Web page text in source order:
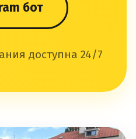
бот
доступна 24/7